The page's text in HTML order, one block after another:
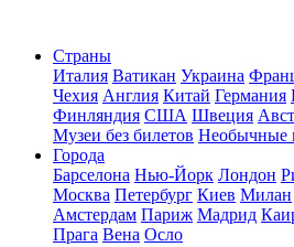
Страны
Италия Ватикан Украина
Чехия Англия Китай Германия
Финляндия США Швеция
Музеи без билетов Необычные
Города
Барселона Нью-Йорк Лондон
Москва Петербург Киев Милан
Амстердам Париж Мадрид
Прага Вена Осло